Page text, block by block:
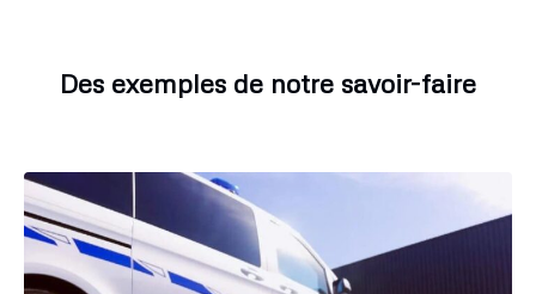
Des exemples de notre savoir-faire